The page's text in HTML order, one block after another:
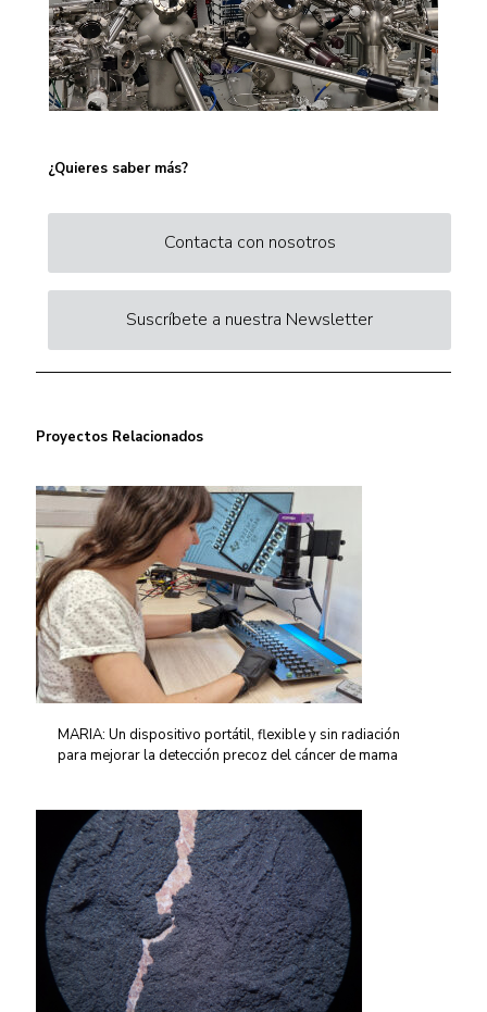
¿Quieres saber más?
Contacta con nosotros
Suscríbete a nuestra Newsletter
Proyectos Relacionados
MARIA: Un dispositivo portátil, flexible y sin radiación
para mejorar la detección precoz del cáncer de mama